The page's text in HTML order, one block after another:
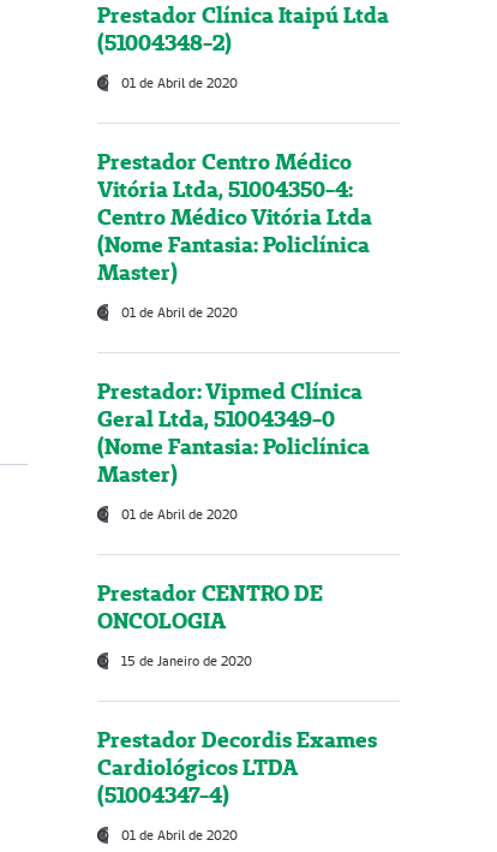
Prestador Clínica Itaipú Ltda
(51004348-2)
01 de Abril de 2020
Prestador Centro Médico
Vitória Ltda, 51004350-4:
Centro Médico Vitória Ltda
(Nome Fantasia: Policlínica
Master)
01 de Abril de 2020
Prestador: Vipmed Clínica
Geral Ltda, 51004349-0
(Nome Fantasia: Policlínica
Master)
01 de Abril de 2020
Prestador CENTRO DE
ONCOLOGIA
15 de Janeiro de 2020
Prestador Decordis Exames
Cardiológicos LTDA
(51004347-4)
01 de Abril de 2020